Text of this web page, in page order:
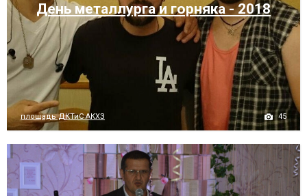
День металлурга и горняка - 2018
площадь ДКТиС АКХЗ 45